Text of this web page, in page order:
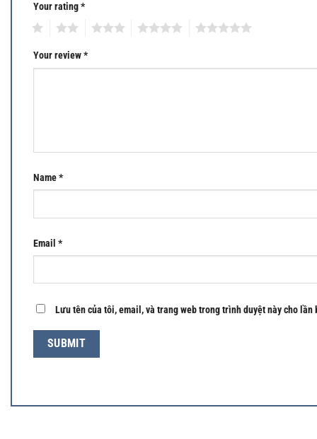
Your rating*
Your review*
Name*
Email *
Lưu tên của tôi, email, và trang web trong trình duyệt này cho